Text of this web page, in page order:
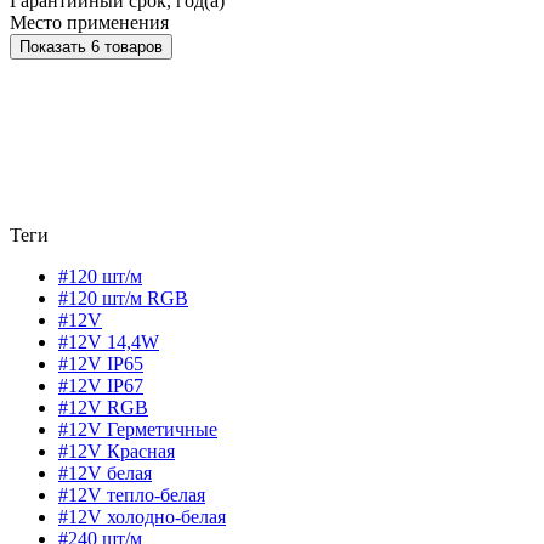
Место применения
Показать 6 товаров
Теги
#120 шт/м
#120 шт/м RGB
#12V
#12V 14,4W
#12V IP65
#12V IP67
#12V RGB
#12V Герметичные
#12V Красная
#12V белая
#12V тепло-белая
#12V холодно-белая
#240 шт/м